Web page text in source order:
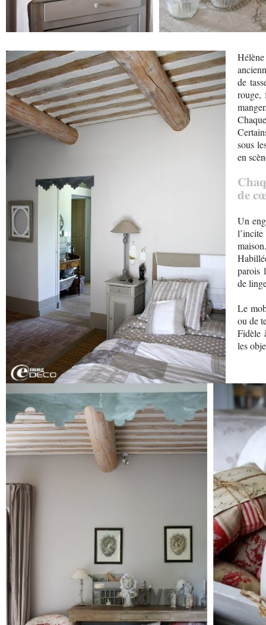
de
rouge,
sous
en
de
Un
maison.
parois
de
Le
ou de
Fidèle
les